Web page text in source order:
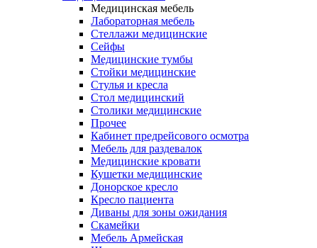
Медицинская мебель
Лабораторная мебель
Стеллажи медицинские
Сейфы
Медицинские тумбы
Стойки медицинские
Cтулья и кресла
Стол медицинский
Столики медицинские
Прочее
Кабинет предрейсового осмотра
Мебель для раздевалок
Медицинские кровати
Кушетки медицинские
Донорское кресло
Кресло пациента
Диваны для зоны ожидания
Скамейки
Мебель Армейская